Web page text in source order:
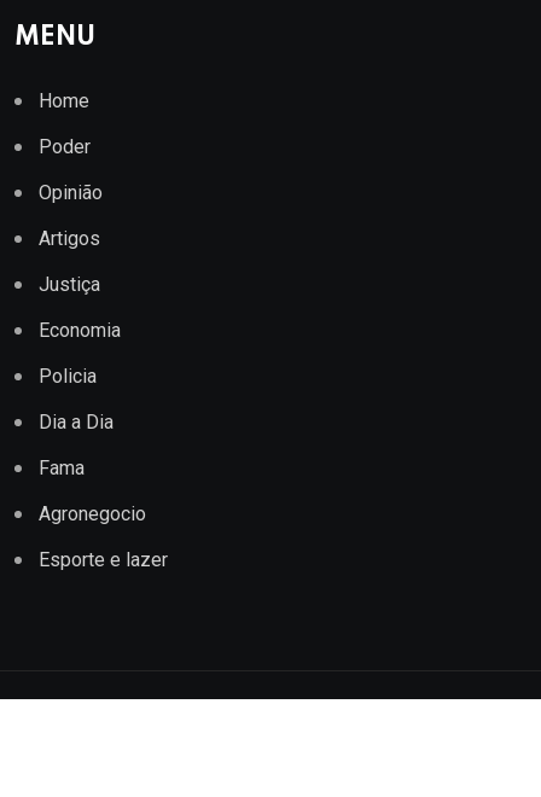
MENU
Home
Poder
Opinião
Artigos
Justiça
Economia
Policia
Dia a Dia
Fama
Agronegocio
Esporte e lazer